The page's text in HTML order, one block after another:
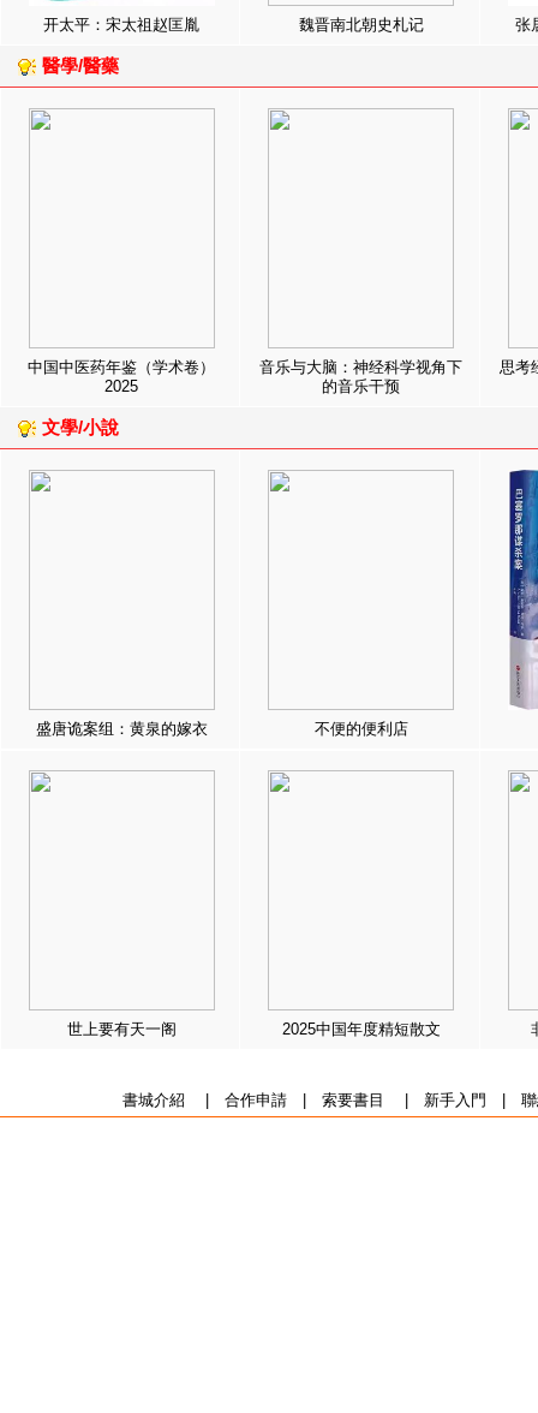
开太平：宋太祖赵匡胤 魏晋南北朝史札记 张
醫學/醫藥
中国中医药年鉴（学术卷）
2025
音乐与大脑：神经科学视角下
的音乐干预
思考
文學/小說
盛唐诡案组：黄泉的嫁衣 不便的便利店
世上要有天一阁 2025中国年度精短散文
書城介紹 合作申請| 索要書目 新手入門